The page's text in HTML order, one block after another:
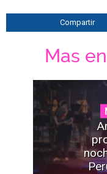
Compartir
Mas